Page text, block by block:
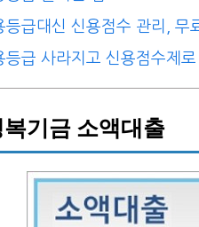
등급대신 신용점수 관리, 무
등급 사라지고 신용점수제
기금 소액대출